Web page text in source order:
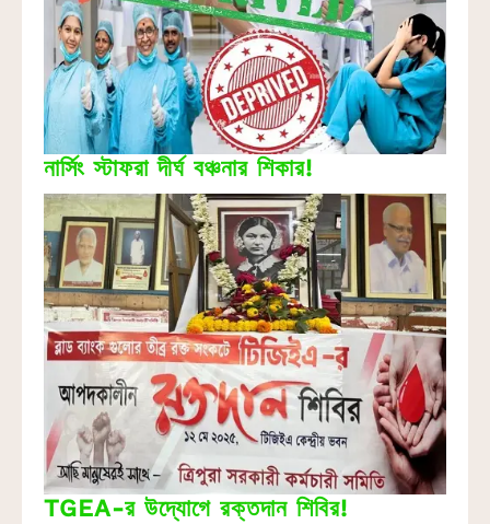
নার্সিং স্টাফরা দীর্ঘ বঞ্চনার শিকার!
TGEA-র উদ্যোগে রক্তদান শিবির!